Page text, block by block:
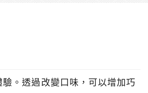
。透過改變口味，可以增加巧